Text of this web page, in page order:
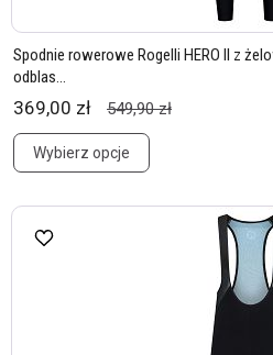
Spodnie rowerowe Rogelli HERO II z
odblas...
369,00 zł 549,90 zł
Wybierz opcje